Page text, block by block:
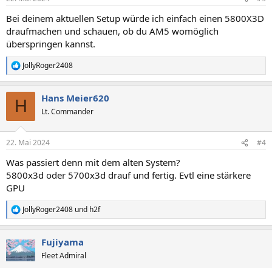
e
:
Bei deinem aktuellen Setup würde ich einfach einen 5800X3D
draufmachen und schauen, ob du AM5 womöglich
überspringen kannst.
R
e
e
:
JollyRoger2408
H Hans Meier620
Lt. Commander
22. Mai 2024 #4
Was passiert denn mit dem alten System?
5800x3d oder 5700x3d drauf und fertig. Evtl eine stärkere
GPU
R
e
k
t
i
JollyRoger2408 und h2f
Fujiyama
Fleet Admiral